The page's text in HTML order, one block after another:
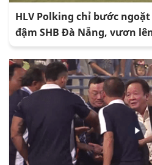
HLV Polking chỉ bước
đậm SHB Đà Nẵng, vươn